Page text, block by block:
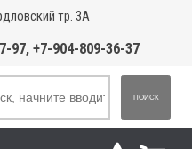
тр. 3А
97, +7-904-809-36-37
ПОИСК